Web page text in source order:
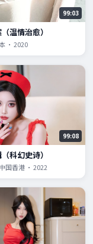
99:03
温情治愈）
· 2020
99:08
科幻史诗）
国香港 · 2022